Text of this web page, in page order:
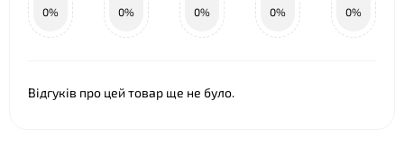
0% 0% 0% 0% 0%
Відгуків про цей товар ще не було.